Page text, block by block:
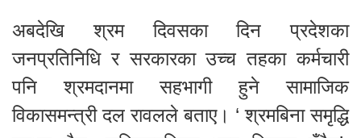
अबदेखि श्रम दिवसका दिन प्रदेशका
जनप्रतिनिधि र सरकारका उच्च तहका कर्मचारी
पनि श्रमदानमा सहभागी हुने सामाजिक
विकासमन्त्री दल रावलले बताए। ‘ श्रमबिना समृद्धि